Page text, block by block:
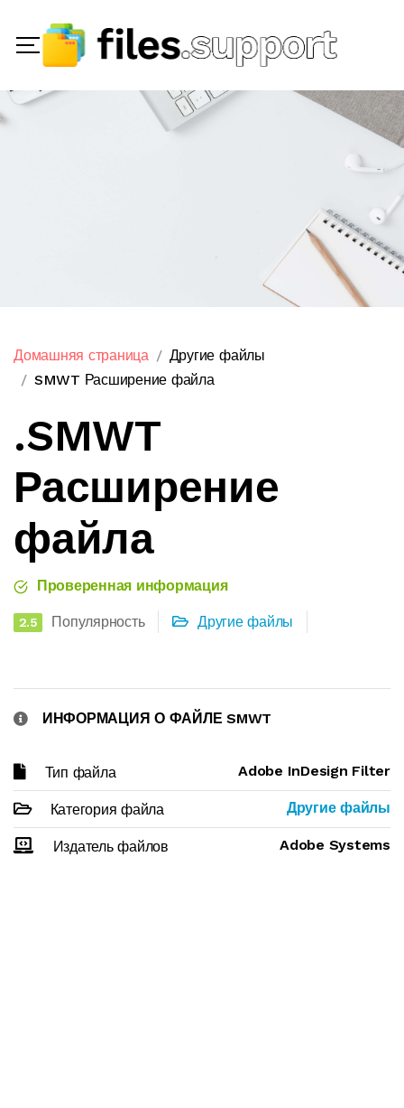
Домашняя страница
Другие файлы
SMWT Расширение файла
.SMWT
Расширение
файла
Проверенная информация
2.5 Популярность Другие файлы
ИНФОРМАЦИЯ О ФАЙЛЕ SMWT
Тип файла Adobe InDesign Filter
Категория файла Другие файлы
Издатель файлов Adobe Systems